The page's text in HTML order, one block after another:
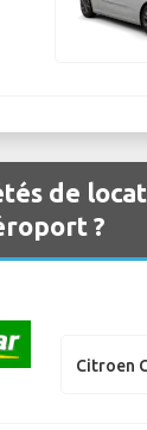
de
?
Citroen